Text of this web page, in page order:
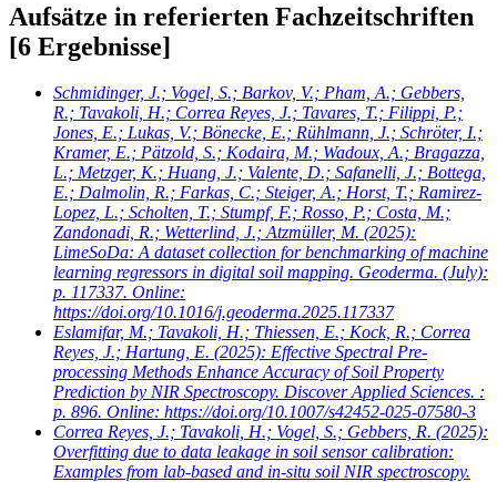
Aufsätze in referierten Fachzeitschriften
[6 Ergebnisse]
Schmidinger, J.; Vogel, S.; Barkov, V.; Pham, A.; Gebbers,
R.; Tavakoli, H.; Correa Reyes, J.; Tavares, T.; Filippi, P.;
Jones, E.; Lukas, V.; Bönecke, E.; Rühlmann, J.; Schröter, I.;
Kramer, E.; Pätzold, S.; Kodaira, M.; Wadoux, A.; Bragazza,
L.; Metzger, K.; Huang, J.; Valente, D.; Safanelli, J.; Bottega,
E.; Dalmolin, R.; Farkas, C.; Steiger, A.; Horst, T.; Ramirez-
Lopez, L.; Scholten, T.; Stumpf, F.; Rosso, P.; Costa, M.;
Zandonadi, R.; Wetterlind, J.; Atzmüller, M. (2025):
LimeSoDa: A dataset collection for benchmarking of machine
learning regressors in digital soil mapping. Geoderma. (July):
p. 117337. Online:
https://doi.org/10.1016/j.geoderma.2025.117337
Eslamifar, M.; Tavakoli, H.; Thiessen, E.; Kock, R.; Correa
Reyes, J.; Hartung, E. (2025): Effective Spectral Pre-
processing Methods Enhance Accuracy of Soil Property
Prediction by NIR Spectroscopy. Discover Applied Sciences. :
p. 896. Online: https://doi.org/10.1007/s42452-025-07580-3
Correa Reyes, J.; Tavakoli, H.; Vogel, S.; Gebbers, R. (2025):
Overfitting due to data leakage in soil sensor calibration:
Examples from lab-based and in-situ soil NIR spectroscopy.